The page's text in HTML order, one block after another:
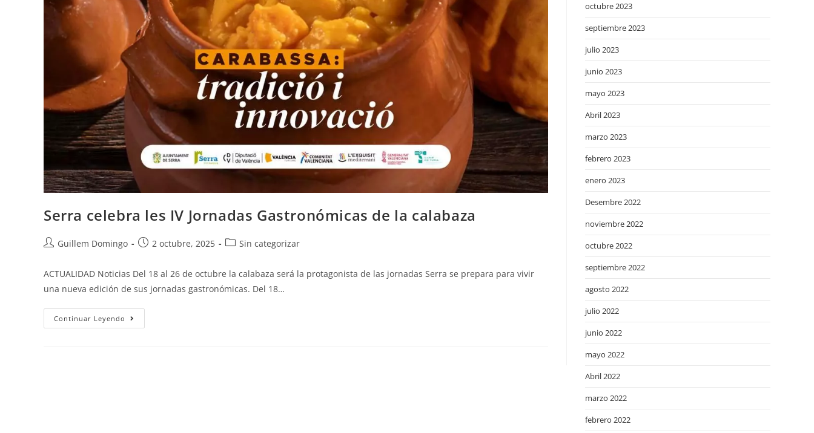
Serra celebra les IV Jornadas Gastronómicas de la calabaza
Guillem Domingo 2 octubre, 2025 Sin categorizar
ACTUALIDAD Noticias Del 18 al 26 de octubre la calabaza será la protagonista de las jornadas Serra se prepara para vivir
una nueva edición de sus jornadas gastronómicas. Del 18…
Continuar Leyendo
octubre 2023
septiembre 2023
julio 2023
junio 2023
mayo 2023
Abril 2023
marzo 2023
febrero 2023
enero 2023
Desembre 2022
noviembre 2022
octubre 2022
septiembre 2022
agosto 2022
julio 2022
junio 2022
mayo 2022
Abril 2022
marzo 2022
febrero 2022